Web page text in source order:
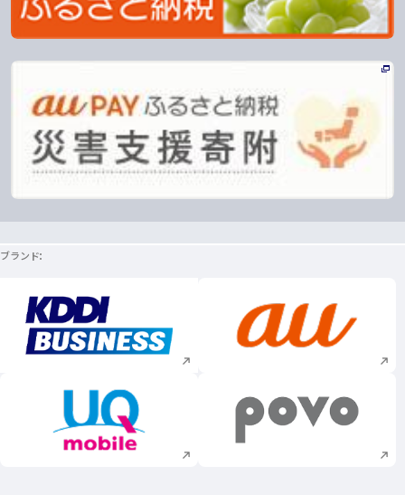
ブランド
新規ウィンドウで開く 新規ウィンドウで
新規ウィンドウで開く 新規ウィンドウで